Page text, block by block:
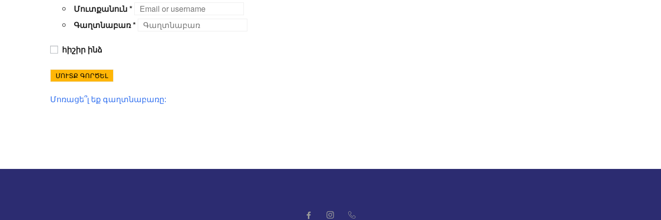
Մուտքանուն*
Գաղտնաբառ*
հիշիր ինձ
ՄՈՒՏՔ ԳՈՐԾԵԼ
Մոռացե՞լ եք գաղտնաբառը: